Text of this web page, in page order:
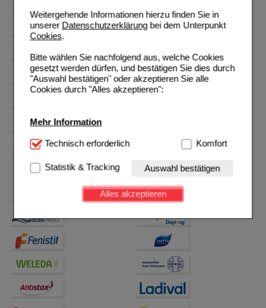
Weitergehende Informationen hierzu finden Sie in
unserer Datenschutzerklärungbei dem Unterpunkt
Cookies.
Bitte wählen Sie nachfolgend aus, welche Cookies
gesetzt werden dürfen, und bestätigen Sie dies durch
"Auswahl bestätigen" oder akzeptieren Sie alle
Cookies durch "Alles akzeptieren":
Mehr Information
Technisch Notwendig:Hierbei handelt es sich um
Website notwendig sind (z.B. Navigation, Warenkorb,
Kundenkonto), weshalb auf diese nicht verzichtet
werden kann.
Einkaufserlebnis noch ansprechender zu gestalten,
Besuchers oder unsere Seite an bevorzugte
Verhaltensweisen (z.B. Spracheinstellung)
anzupassen. Komfort-Cookies ermöglichen es uns
auch auf Ihre Bedürfnisse zugeschrittene Inhalte
anzuzeigen und unser Partnerprogramm zu
betreiben.
Technisch erforderlich Komfort
Statistik & Tracking Auswahl bestätigen
Alles akzeptieren